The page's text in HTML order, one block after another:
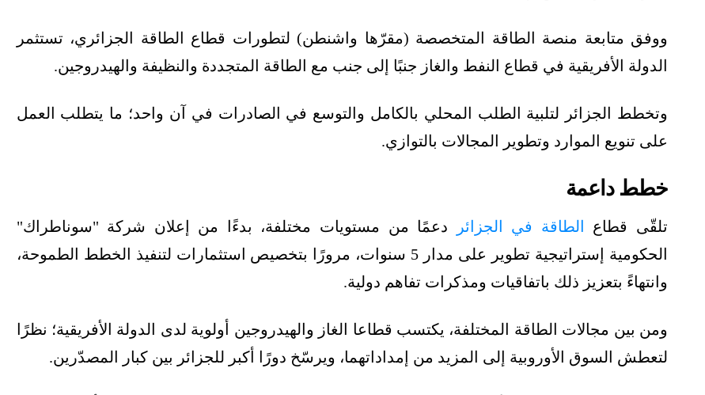
ووفق متابعة منصة الطاقة المتخصصة (مقرّها واشنطن) لتطورات قطاع الطاقة الجزائري، تستثمر
الدولة الأفريقية في قطاع النفط والغاز جنبًا إلى جنب مع الطاقة المتجددة والنظيفة والهيدروجين.
وتخطط الجزائر لتلبية الطلب المحلي بالكامل والتوسع في الصادرات في آن واحد؛ ما يتطلب العمل
على تنويع الموارد وتطوير المجالات بالتوازي.
خطط داعمة
تلقّى قطاع الطاقة في الجزائر
دعمًا من مستويات مختلفة، بدءًا من إعلان شركة "سوناطراك"
الحكومية إستراتيجية تطوير على مدار 5 سنوات، مرورًا بتخصيص استثمارات لتنفيذ الخطط الطموحة،
وانتهاءً بتعزيز ذلك باتفاقيات ومذكرات تفاهم دولية.
ومن بين مجالات الطاقة المختلفة، يكتسب قطاعا الغاز والهيدروجين أولوية لدى الدولة الأفريقية؛ نظرًا
لتعطش السوق الأوروبية إلى المزيد من إمداداتهما، ويرسّخ دورًا أكبر للجزائر بين كبار المصدّرين.